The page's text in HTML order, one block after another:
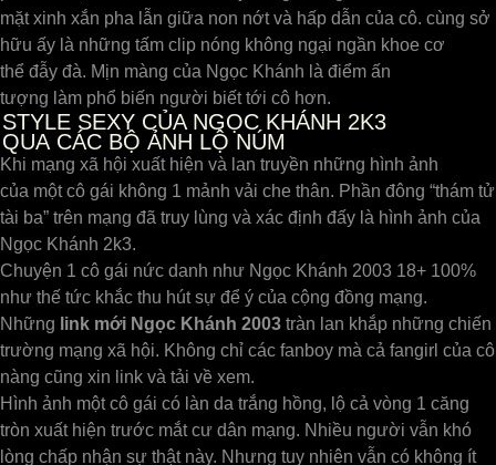
mặt xinh xắn pha lẫn giữa non nớt và hấp dẫn của cô. cùng sở
hữu ấy là những tấm clip nóng không ngại ngần khoe cơ
thể đẫy đà. Mịn màng của Ngọc Khánh là điểm ấn
tượng làm phổ biến người biết tới cô hơn.
STYLE SEXY CỦA NGỌC KHÁNH 2K3
QUA CÁC BỘ ẢNH LỘ NÚM
Khi mạng xã hội xuất hiện và lan truyền những hình ảnh
của một cô gái không 1 mảnh vải che thân. Phần đông “thám tử
tài ba” trên mạng đã truy lùng và xác định đấy là hình ảnh của
Ngọc Khánh 2k3.
Chuyện 1 cô gái nức danh như Ngọc Khánh 2003 18+ 100%
như thế tức khắc thu hút sự để ý của cộng đồng mạng.
Những link mới Ngọc Khánh 2003 tràn lan khắp những chiến
trường mạng xã hội. Không chỉ các fanboy mà cả fangirl của cô
nàng cũng xin link và tải về xem.
Hình ảnh một cô gái có làn da trắng hồng, lộ cả vòng 1 căng
tròn xuất hiện trước mắt cư dân mạng. Nhiều người vẫn khó
lòng chấp nhận sự thật này. Nhưng tuy nhiên vẫn có không ít